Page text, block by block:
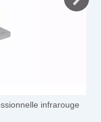
infrarouge